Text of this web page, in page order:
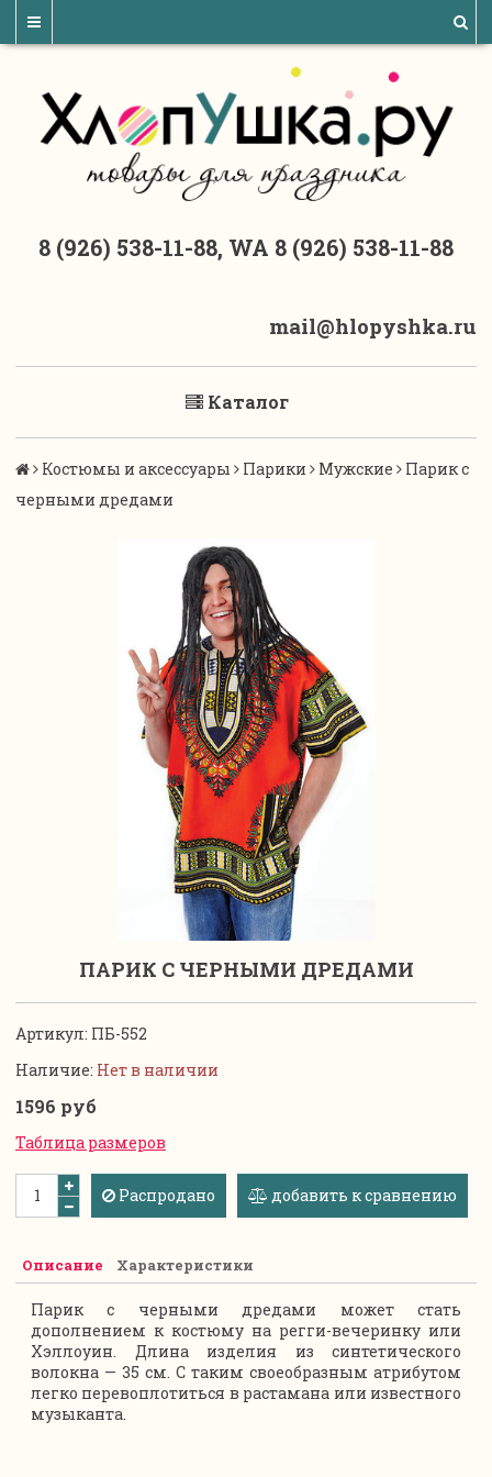
8 (926) 538-11-88, WA 8 (926) 538-11-88
mail@hlopyshka.ru
Каталог
Костюмы и аксессуары Парики Мужские
Парик с
черными дредами
ПАРИК С ЧЕРНЫМИ ДРЕДАМИ
Артикул: ПБ-552
Наличие: Нет в наличии
1596 руб
Таблица размеров
Распродано добавить к сравнению
Описание Характеристики
Парик с черными дредами может стать
дополнением к костюму на регги-вечеринку или
Хэллоуин. Длина изделия из синтетического
волокна — 35 см. С таким своеобразным атрибутом
легко перевоплотиться в растамана или известного
музыканта.